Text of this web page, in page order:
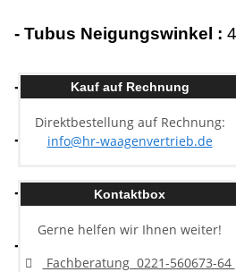
Kontaktbox
Gerne helfen wir Ihnen weiter!
Fachberatung 0221-560673-64
Kauf auf Rechnung
Direktbestellung auf Rechnung:
info@hr-waagenvertrieb.de
- Tubus Neigungswinkel :
- Beleuchtung:0,5 W LED
- Abmessungen (B×T×H):
- Objektiv:4x / 10x / 40x.
- Eingangsspannung: 100